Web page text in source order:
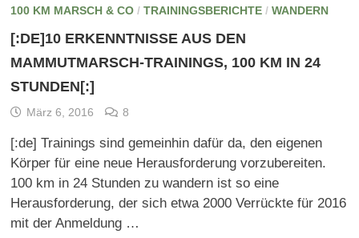
100 KM MARSCH & CO/ TRAININGSBERICHTE/ WANDERN
[:DE]10 ERKENNTNISSE AUS DEN
MAMMUTMARSCH-TRAININGS, 100 KM IN 24
STUNDEN[:]
März 6, 2016 8
[:de] Trainings sind gemeinhin dafür da, den eigenen
Körper für eine neue Herausforderung vorzubereiten.
100 km in 24 Stunden zu wandern ist so eine
Herausforderung, der sich etwa 2000 Verrückte für 2016
mit der Anmeldung …